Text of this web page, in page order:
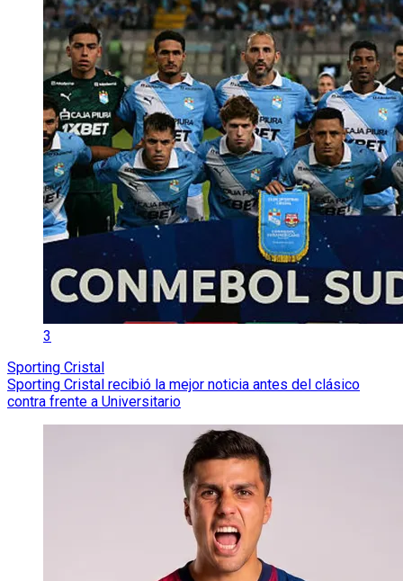
3
Sporting Cristal
Sporting Cristal recibió la mejor noticia antes del clásico
contra frente a Universitario